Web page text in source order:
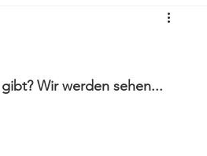
Wir werden sehen...